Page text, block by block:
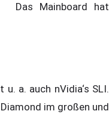
Das Mainboard hat
a. auch nVidia‘s SLI.
im großen und